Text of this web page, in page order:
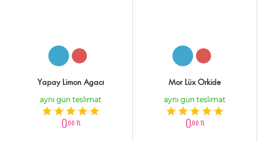
Yapay Limon Agacı
aynı gün teslimat
0,00 TL
Mor Lüx Orkide
aynı gün teslimat
0,00 TL